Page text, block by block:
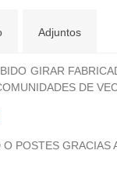
Adjuntos
GIRAR
DE
POSTES GRACIAS